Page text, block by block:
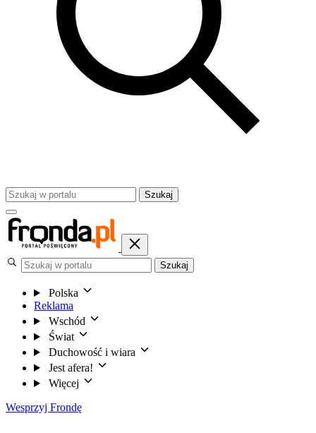
Szukaj
Szukaj
Polska
Reklama
Wschód
Świat
Duchowość i wiara
Jest afera!
Więcej
Wesprzyj Frondę